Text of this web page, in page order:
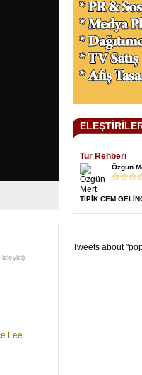
izleyici)
Lee
Tur Rehberi
Özgün
TİPİK CEM
Tweets about